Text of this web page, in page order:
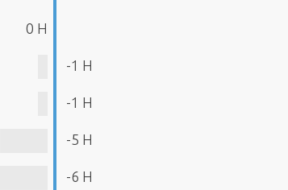
0 H
-1 H
-1 H
-5 H
-6 H